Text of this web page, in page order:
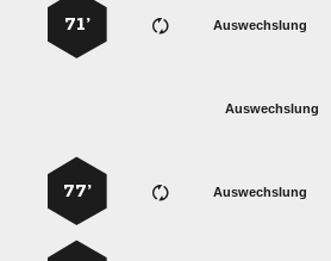
Auswechslung
71’
Auswechslung
Auswechslung
77’